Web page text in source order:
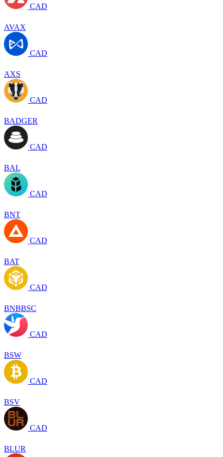
CAD
AVAX
CAD
AXS
CAD
BADGER
CAD
BAL
CAD
BNT
CAD
BAT
CAD
BNBBSC
CAD
BSW
CAD
BSV
CAD
BLUR